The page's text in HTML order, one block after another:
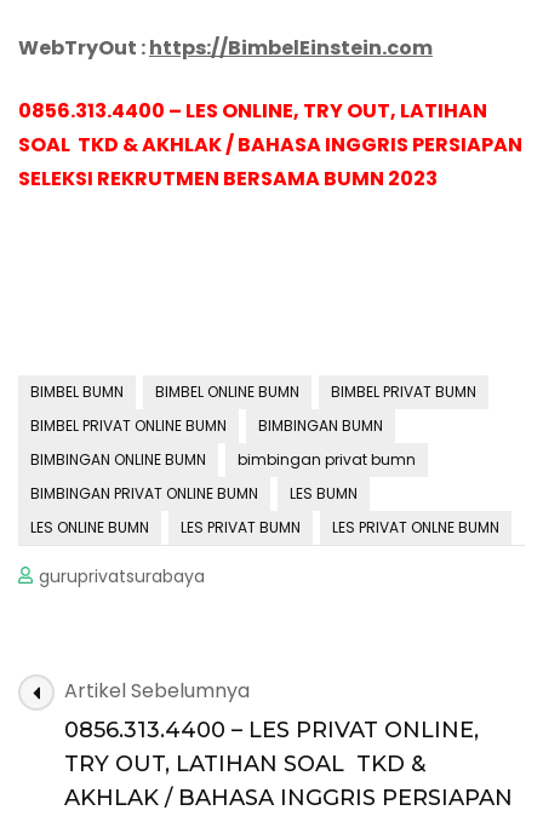
WebTryOut :https://BimbelEinstein.com
0856.313.4400 – LES ONLINE, TRY OUT, LATIHAN
SOAL TKD & AKHLAK / BAHASA INGGRIS PERSIAPAN
SELEKSI REKRUTMEN BERSAMA BUMN 2023
BIMBEL BUMN BIMBEL ONLINE BUMN
BIMBEL PRIVAT BUMN
BIMBEL PRIVAT ONLINE BUMN
BIMBINGAN BUMN
BIMBINGAN ONLINE BUMN
bimbingan privat bumn
BIMBINGAN PRIVAT ONLINE BUMN
LES BUMN
LES ONLINE BUMN
LES PRIVAT BUMN LES PRIVAT ONLNE BUMN
guruprivatsurabaya
Navigasi
Artikel
Artikel Sebelumnya
0856.313.4400 – LES PRIVAT ONLINE,
TRY OUT, LATIHAN SOAL TKD &
AKHLAK / BAHASA INGGRIS PERSIAPAN